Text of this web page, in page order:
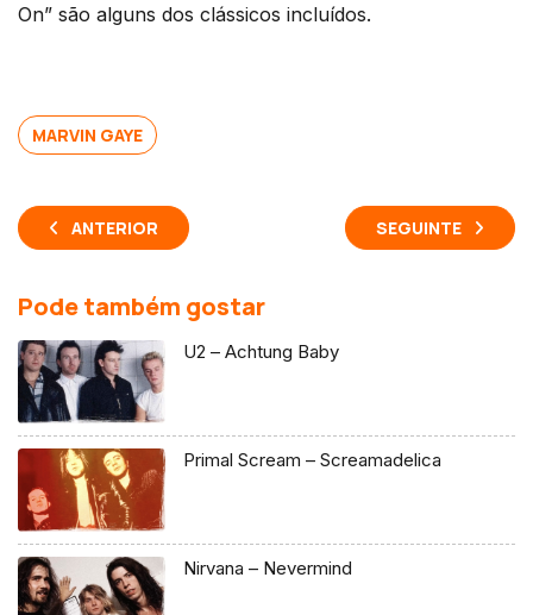
On” são alguns dos clássicos incluídos.
MARVIN GAYE
ANTERIOR SEGUINTE
Pode também gostar
U2 – Achtung Baby
Primal Scream – Screamadelica
Nirvana – Nevermind